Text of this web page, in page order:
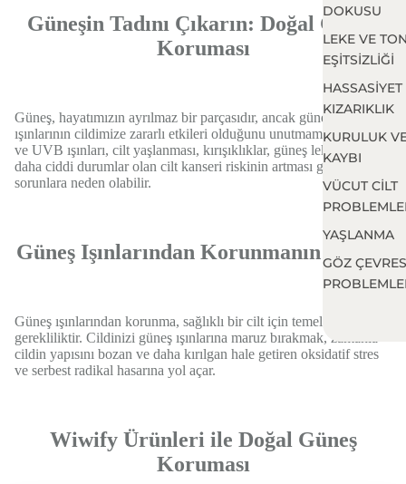
DOKUSU
LEKE VE
EŞİTSİZLİĞİ
HASSASİYET
KIZARIKLIK
KURULUK
KAYBI
VÜCUT CİLT
YAŞLANMA
GÖZ
Güneşin Tadını Çıkarın: Doğal Güneş
Koruması
Güneş, hayatımızın ayrılmaz bir parçasıdır, ancak güneş
ışınlarının cildimize zararlı etkileri olduğunu unutmamalıyız. UVA
ve UVB ışınları, cilt yaşlanması, kırışıklıklar, güneş lekeleri ve
daha ciddi durumlar olan cilt kanseri riskinin artması gibi
sorunlara neden olabilir.
Güneş Işınlarından Korunmanın Önemi
Güneş ışınlarından korunma, sağlıklı bir cilt için temel bir
gerekliliktir. Cildinizi güneş ışınlarına maruz bırakmak, zamanla
cildin yapısını bozan ve daha kırılgan hale getiren oksidatif stres
ve serbest radikal hasarına yol açar.
Wiwify Ürünleri ile Doğal Güneş
Koruması